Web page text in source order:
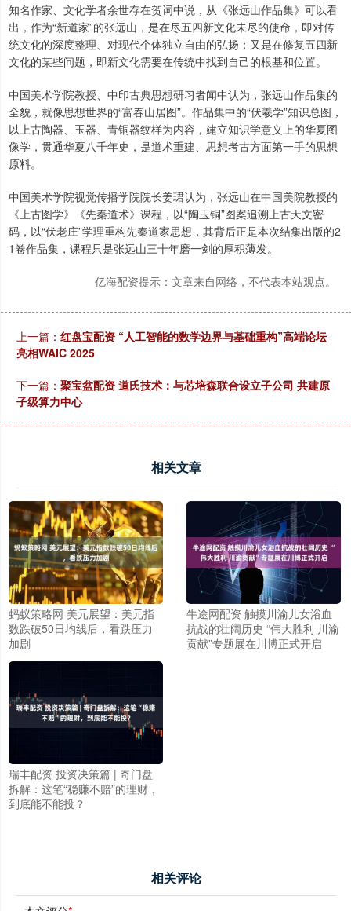
知名作家、文化学者余世存在贺词中说，从《张远山作品集》可以看
出，作为“新道家”的张远山，是在尽五四新文化未尽的使命，即对传
统文化的深度整理、对现代个体独立自由的弘扬；又是在修复五四新
文化的某些问题，即新文化需要在传统中找到自己的根基和位置。
中国美术学院教授、中印古典思想研习者闻中认为，张远山作品集的
全貌，就像思想世界的“富春山居图”。作品集中的“伏羲学”知识总图，
以上古陶器、玉器、青铜器纹样为内容，建立知识学意义上的华夏图
像学，贯通华夏八千年史，是道术重建、思想考古方面第一手的思想
原料。
中国美术学院视觉传播学院院长姜珺认为，张远山在中国美院教授的
《上古图学》《先秦道术》课程，以“陶玉铜”图案追溯上古天文密
码，以“伏老庄”学理重构先秦道家思想，其背后正是本次结集出版的2
1卷作品集，课程只是张远山三十年磨一剑的厚积薄发。
亿海配资提示：文章来自网络，不代表本站观点。
上一篇： 红盘宝配资 “人工智能的数学边界与基础重构”高端论坛
亮相WAIC 2025
下一篇： 聚宝盆配资 道氏技术：与芯培森联合设立子公司 共建原
子级算力中心
相关文章
蚂蚁策略网 美元展望：美元指
数跌破50日均线后，看跌压力
加剧
牛途网配资 触摸川渝儿女浴血
抗战的壮阔历史 “伟大胜利 川渝
贡献”专题展在川博正式开启
瑞丰配资 投资决策篇 | 奇门盘
拆解：这笔“稳赚不赔”的理财，
到底能不能投？
相关评论